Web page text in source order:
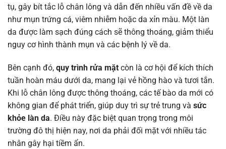
tụ, gây bít tắc lỗ chân lông và dẫn đến nhiều vấn đề về da
như mụn trứng cá, viêm nhiễm hoặc da xỉn màu. Một làn
da được làm sạch đúng cách sẽ thông thoáng, giảm thiểu
nguy cơ hình thành mụn và các bệnh lý về da.
Bên cạnh đó, quy trình rửa mặt còn là cơ hội để kích thích
tuần hoàn máu dưới da, mang lại vẻ hồng hào và tươi tắn.
Khi lỗ chân lông được thông thoáng, các tế bào da mới có
không gian để phát triển, giúp duy trì sự trẻ trung và sức
khỏe làn da. Điều này đặc biệt quan trọng trong môi
trường đô thị hiện nay, nơi da phải đối mặt với nhiều tác
nhân gây hại tiềm ẩn.